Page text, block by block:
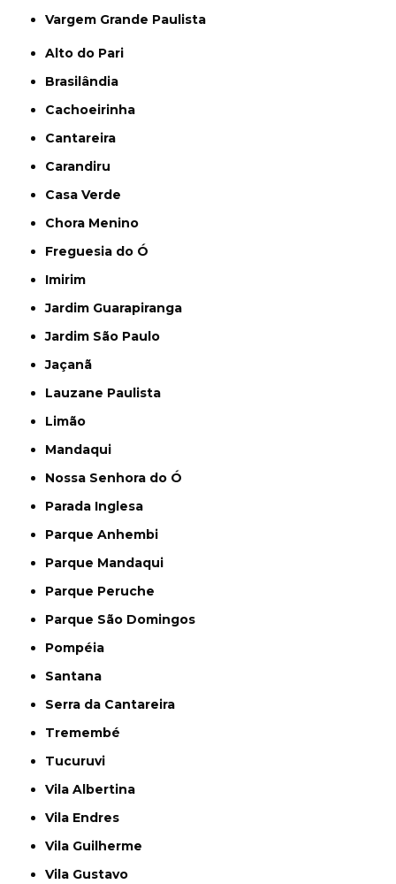
Vargem Grande Paulista
Alto do Pari
Brasilândia
Cachoeirinha
Cantareira
Carandiru
Casa Verde
Chora Menino
Freguesia do Ó
Imirim
Jardim Guarapiranga
Jardim São Paulo
Jaçanã
Lauzane Paulista
Limão
Mandaqui
Nossa Senhora do Ó
Parada Inglesa
Parque Anhembi
Parque Mandaqui
Parque Peruche
Parque São Domingos
Pompéia
Santana
Serra da Cantareira
Tremembé
Tucuruvi
Vila Albertina
Vila Endres
Vila Guilherme
Vila Gustavo